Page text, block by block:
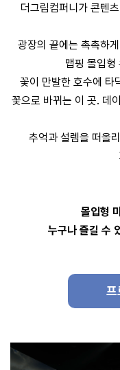
더그림컴퍼니가 콘텐
광장의 끝에는 촉촉하
맵핑 몰입형
꽃이 만발한 호수에 타
꽃으로 바뀌는 이 곳. 데
추억과 설렘을 떠올
몰입형
누구나 즐길 수
프